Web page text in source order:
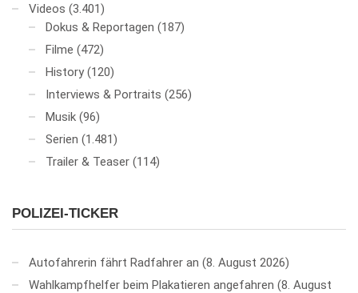
Videos (3.401)
Dokus & Reportagen (187)
Filme (472)
History (120)
Interviews & Portraits (256)
Musik (96)
Serien (1.481)
Trailer & Teaser (114)
POLIZEI-TICKER
Autofahrerin fährt Radfahrer an 8. August 2026
Wahlkampfhelfer beim Plakatieren angefahren 8. August